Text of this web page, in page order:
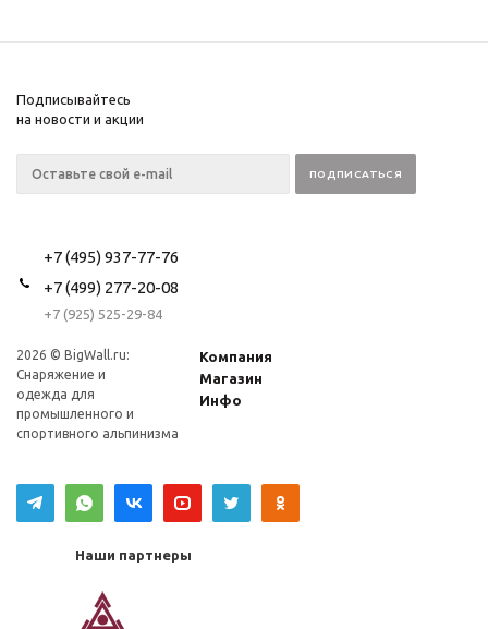
Подписывайтесь
на новости и акции
+7 (495) 937-77-76
+7 (499) 277-20-08
+7 (925) 525-29-84
2026 © BigWall.ru:
Снаряжение и
одежда для
промышленного и
спортивного альпинизма
Компания
Магазин
Инфо
Наши партнеры